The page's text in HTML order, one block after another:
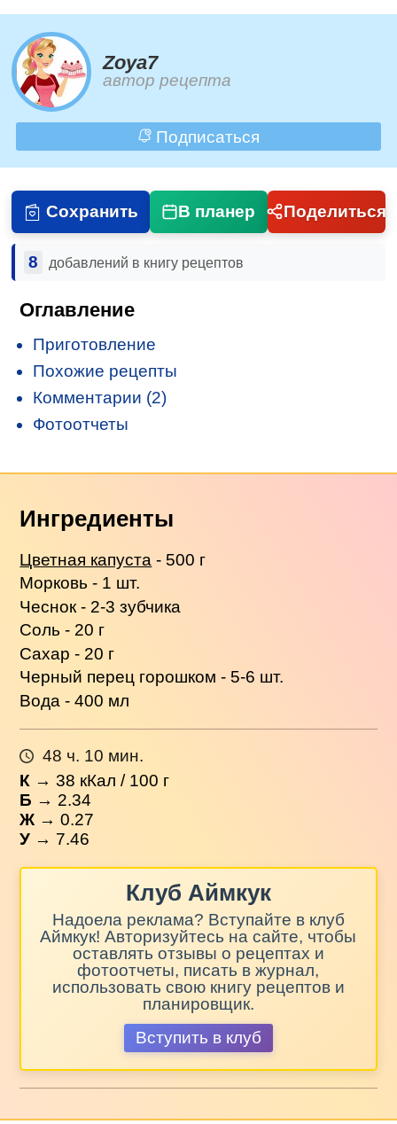
Zoya7
автор рецепта
Подписаться
Сохранить В планер Поделиться
8 добавлений в книгу рецептов
Оглавление
Приготовление
Похожие рецепты
Комментарии (2)
Фотоотчеты
Ингредиенты
Цветная капуста - 500 г
Морковь - 1 шт.
Чеснок - 2-3 зубчика
Соль - 20 г
Сахар - 20 г
Черный перец горошком - 5-6 шт.
Вода - 400 мл
48 ч. 10 мин.
К →38 кКал / 100 г
Б → 2.34
Ж → 0.27
У → 7.46
Клуб Аймкук
Надоела реклама? Вступайте в клуб
Аймкук! Авторизуйтесь на сайте, чтобы
оставлять отзывы о рецептах и
фотоотчеты, писать в журнал,
использовать свою книгу рецептов и
планировщик.
Вступить в клуб